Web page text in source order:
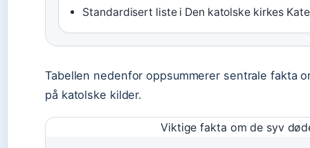
Standardisert liste i Den katolske kirkes
Tabellen nedenfor oppsummerer sentrale fakta
på katolske kilder.
Viktige fakta om de syv